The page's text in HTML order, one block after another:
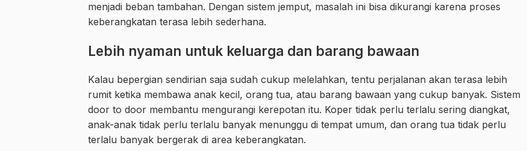
menjadi beban tambahan. Dengan sistem jemput, masalah ini bisa dikurangi karena proses
keberangkatan terasa lebih sederhana.
Lebih nyaman untuk keluarga dan barang bawaan
Kalau bepergian sendirian saja sudah cukup melelahkan, tentu perjalanan akan terasa lebih
rumit ketika membawa anak kecil, orang tua, atau barang bawaan yang cukup banyak. Sistem
door to door membantu mengurangi kerepotan itu. Koper tidak perlu terlalu sering diangkat,
anak-anak tidak perlu terlalu banyak menunggu di tempat umum, dan orang tua tidak perlu
terlalu banyak bergerak di area keberangkatan.